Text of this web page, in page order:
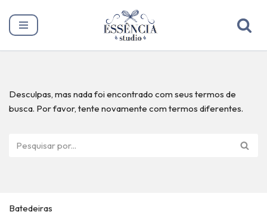
Pular
Desculpas, mas nada foi encontrado com seus termos de
busca. Por favor, tente novamente com termos diferentes.
Batedeiras